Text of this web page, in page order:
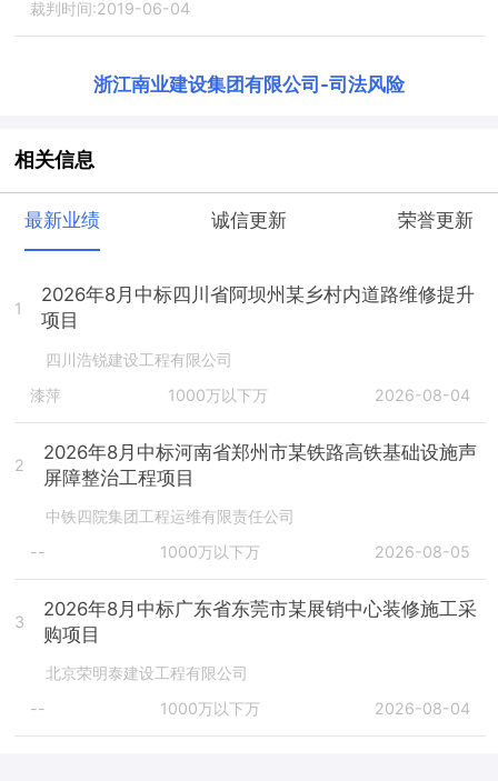
裁判时间:2019-06-04
浙江南业建设集团有限公司 -司法风险
相关信息
最新业绩 诚信更新 荣誉更新
1
2026年8月中标四川省阿坝州某乡村内道路维修提升
项目
四川浩锐建设工程有限公司
漆萍
1000万以下万 2026-08-04
2
2026年8月中标河南省郑州市某铁路高铁基础设施声
屏障整治工程项目
中铁四院集团工程运维有限责任公司
--
1000万以下万 2026-08-05
3
2026年8月中标广东省东莞市某展销中心装修施工采
购项目
北京荣明泰建设工程有限公司
--
1000万以下万 2026-08-04